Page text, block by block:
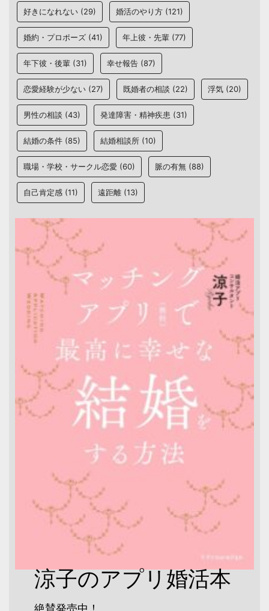
好きになれない (29) 婚活のやり方 (121)
婚約・プロポーズ (41) 年上彼・先輩 (77)
年下彼・後輩 (31) 幸せ報告 (87)
恋愛経験が少ない (27) 既婚者の相談 (22) 浮気 (20)
男性の相談 (43) 発達障害・精神疾患 (31)
結婚の条件 (85) 結婚相談所 (10)
職場・学校・サークル恋愛 (60) 脈の有無 (88)
自己肯定感 (11) 遠距離 (13)
涼子のアプリ婚活本
絶賛発売中！